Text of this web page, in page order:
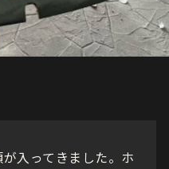
入ってきました。ホ